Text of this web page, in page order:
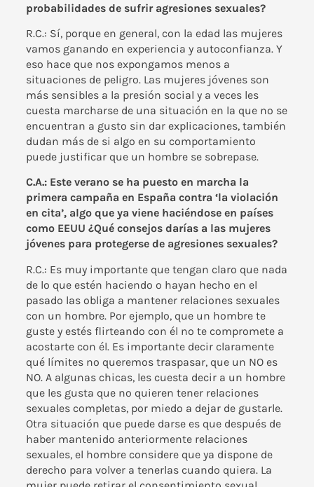
probabilidades de sufrir agresiones sexuales?
R.C.: Sí, porque en general, con la edad las mujeres
vamos ganando en experiencia y autoconfianza. Y
eso hace que nos expongamos menos a
situaciones de peligro. Las mujeres jóvenes son
más sensibles a la presión social y a veces les
cuesta marcharse de una situación en la que no se
encuentran a gusto sin dar explicaciones, también
dudan más de si algo en su comportamiento
puede justificar que un hombre se sobrepase.
C.A.: Este verano se ha puesto en marcha la
primera campaña en España contra ‘la violación
en cita’, algo que ya viene haciéndose en países
como EEUU ¿Qué consejos darías a las mujeres
jóvenes para protegerse de agresiones sexuales?
R.C.: Es muy importante que tengan claro que nada
de lo que estén haciendo o hayan hecho en el
pasado las obliga a mantener relaciones sexuales
con un hombre. Por ejemplo, que un hombre te
guste y estés flirteando con él no te compromete a
acostarte con él. Es importante decir claramente
qué límites no queremos traspasar, que un NO es
NO. A algunas chicas, les cuesta decir a un hombre
que les gusta que no quieren tener relaciones
sexuales completas, por miedo a dejar de gustarle.
Otra situación que puede darse es que después de
haber mantenido anteriormente relaciones
sexuales, el hombre considere que ya dispone de
derecho para volver a tenerlas cuando quiera. La